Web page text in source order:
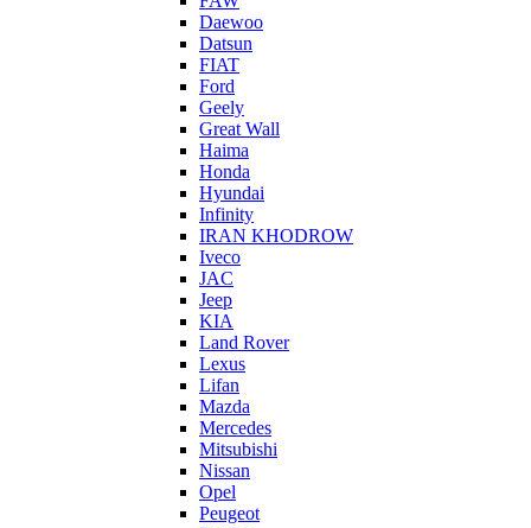
Daewoo
Datsun
FIAT
Ford
Geely
Great Wall
Haima
Honda
Hyundai
Infinity
IRAN KHODROW
Iveco
JAC
Jeep
KIA
Land Rover
Lexus
Lifan
Mazda
Mercedes
Mitsubishi
Nissan
Opel
Peugeot